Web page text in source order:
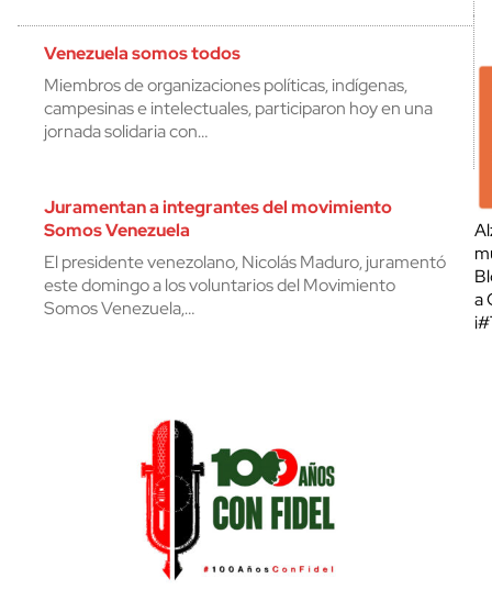
Venezuela somos todos
Miembros de organizaciones políticas, indígenas,
campesinas e intelectuales, participaron hoy en una
jornada solidaria con…
Juramentan a integrantes del movimiento
Somos Venezuela
El presidente venezolano, Nicolás Maduro, juramentó
este domingo a los voluntarios del Movimiento
Somos Venezuela,…
a